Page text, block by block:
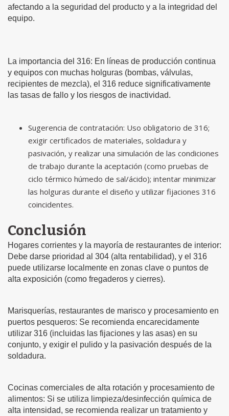
afectando a la seguridad del producto y a la integridad del
equipo.
La importancia del 316: En líneas de producción continua
y equipos con muchas holguras (bombas, válvulas,
recipientes de mezcla), el 316 reduce significativamente
las tasas de fallo y los riesgos de inactividad.
Sugerencia de contratación: Uso obligatorio de 316;
exigir certificados de materiales, soldadura y
pasivación, y realizar una simulación de las condiciones
de trabajo durante la aceptación (como pruebas de
ciclo térmico húmedo de sal/ácido); intentar minimizar
las holguras durante el diseño y utilizar fijaciones 316
coincidentes.
Conclusión
Hogares corrientes y la mayoría de restaurantes de interior:
Debe darse prioridad al 304 (alta rentabilidad), y el 316
puede utilizarse localmente en zonas clave o puntos de
alta exposición (como fregaderos y cierres).
Marisquerías, restaurantes de marisco y procesamiento en
puertos pesqueros: Se recomienda encarecidamente
utilizar 316 (incluidas las fijaciones y las asas) en su
conjunto, y exigir el pulido y la pasivación después de la
soldadura.
Cocinas comerciales de alta rotación y procesamiento de
alimentos: Si se utiliza limpieza/desinfección química de
alta intensidad, se recomienda realizar un tratamiento y